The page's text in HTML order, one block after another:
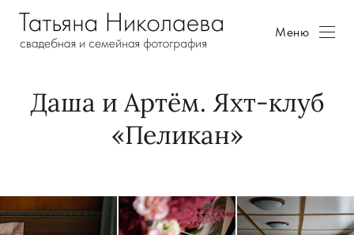
Меню
Даша и Артём. Яхт-клуб
«Пеликан»